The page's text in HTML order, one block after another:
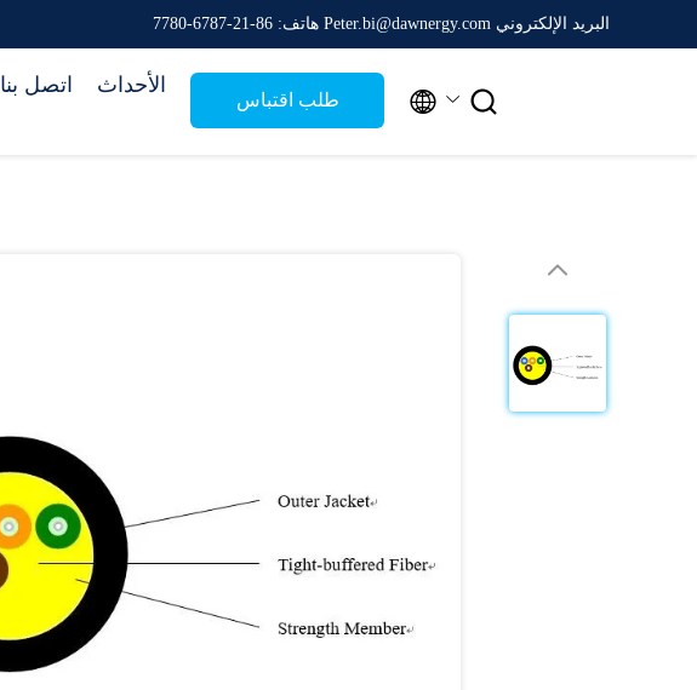
البريد الإلكتروني Peter.bi@dawnergy.com هاتف: 86-21-6787-7780
اتصل بنا الأحداث
طلب اقتباس  